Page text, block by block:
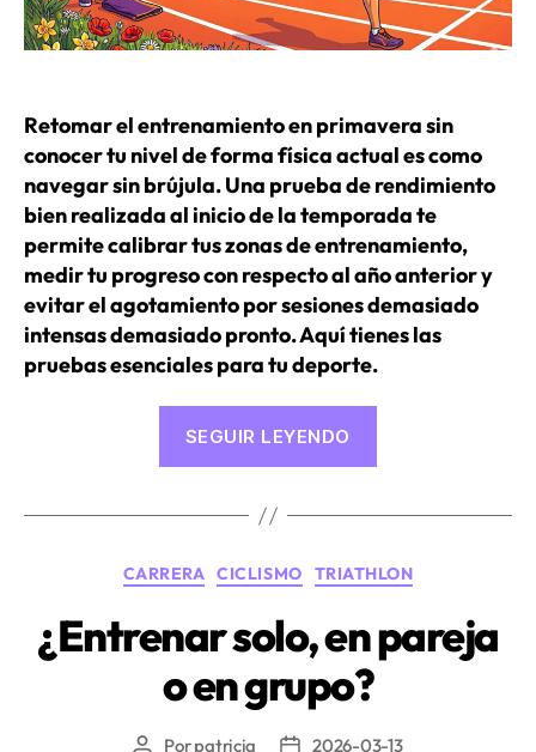
Retomar el entrenamiento en primavera sin
conocer tu nivel de forma física actual es como
navegar sin brújula. Una prueba de rendimiento
bien realizada al inicio de la temporada te
permite calibrar tus zonas de entrenamiento,
medir tu progreso con respecto al año anterior y
evitar el agotamiento por sesiones demasiado
intensas demasiado pronto. Aquí tienes las
pruebas esenciales para tu deporte.
SEGUIR LEYENDO
física
inicio
la
MAS,
Categorías
CARRERA CICLISMO TRIATHLON
¿Entrenar solo, en pareja
o en grupo?
Autor
Porpatricia Fecha2026-03-13